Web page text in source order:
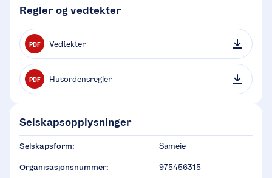
Regler og vedtekter
PDF Vedtekter
PDF Husordensregler
Selskapsopplysninger
Selskapsform: Sameie
Organisasjonsnummer: 975456315